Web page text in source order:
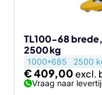
TL100-68
2500 kg
1000*685 2500
€409,00
Vraag naar